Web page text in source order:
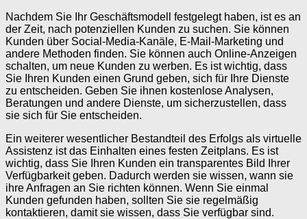
Nachdem Sie Ihr Geschäftsmodell festgelegt haben, ist es an
der Zeit, nach potenziellen Kunden zu suchen. Sie können
Kunden über Social-Media-Kanäle, E-Mail-Marketing und
andere Methoden finden. Sie können auch Online-Anzeigen
schalten, um neue Kunden zu werben. Es ist wichtig, dass
Sie Ihren Kunden einen Grund geben, sich für Ihre Dienste
zu entscheiden. Geben Sie ihnen kostenlose Analysen,
Beratungen und andere Dienste, um sicherzustellen, dass
sie sich für Sie entscheiden.
Ein weiterer wesentlicher Bestandteil des Erfolgs als virtuelle
Assistenz ist das Einhalten eines festen Zeitplans. Es ist
wichtig, dass Sie Ihren Kunden ein transparentes Bild Ihrer
Verfügbarkeit geben. Dadurch werden sie wissen, wann sie
ihre Anfragen an Sie richten können. Wenn Sie einmal
Kunden gefunden haben, sollten Sie sie regelmäßig
kontaktieren, damit sie wissen, dass Sie verfügbar sind.